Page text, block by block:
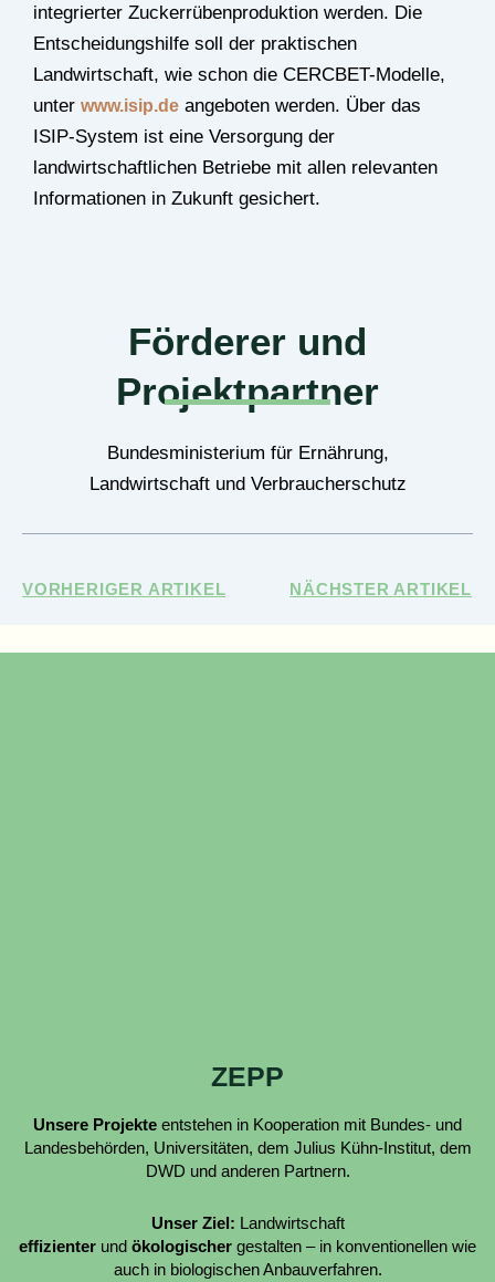
integrierter Zuckerrübenproduktion werden. Die
Entscheidungshilfe soll der praktischen
Landwirtschaft, wie schon die CERCBET-Modelle,
unter www.isip.de angeboten werden. Über das
ISIP-System ist eine Versorgung der
landwirtschaftlichen Betriebe mit allen relevanten
Informationen in Zukunft gesichert.
Förderer und
Projektpartner
Bundesministerium für Ernährung,
Landwirtschaft und Verbraucherschutz
VORHERIGER ARTIKEL NÄCHSTER ARTIKEL
ZEPP
Unsere Projekte entstehen in Kooperation mit Bundes- und
Landesbehörden, Universitäten, dem Julius Kühn-Institut, dem
DWD und anderen Partnern.
Unser Ziel: Landwirtschaft
effizienter und ökologischer gestalten – in konventionellen wie
auch in biologischen Anbauverfahren.